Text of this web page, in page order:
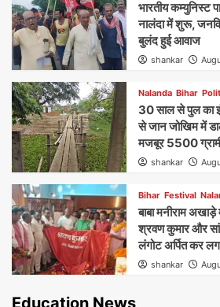
भारतीय कम्युनिस्ट
नालंदा में शुरू,
बुलंद हुई आवाज
shankar
Nalanda Bihar
30 साल से पुल का
से जान जोखिम में
मजबूर 5500
shankar
Bihar Festival
बाबा मनीराम
श्रवण कुमार और
लंगोट अर्पित कर
shankar
Education News